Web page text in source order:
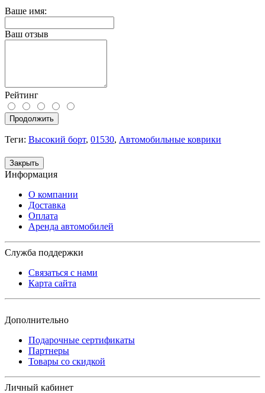
Ваше имя:
Ваш отзыв
Рейтинг
Продолжить
Теги: Высокий борт, 01530, Автомобильные коврики
Закрыть
Информация
О компании
Доставка
Оплата
Аренда автомобилей
Служба поддержки
Связаться с нами
Карта сайта
Дополнительно
Подарочные сертификаты
Партнеры
Товары со скидкой
Личный кабинет